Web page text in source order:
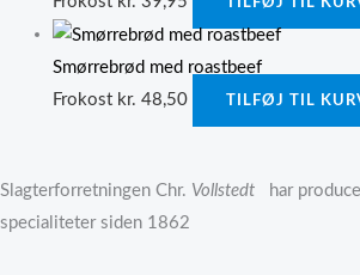
Smørrebrød med roastbeef
Frokost kr. 48,50 TILFØJ TIL
Slagterforretningen Chr. Vollstedt har
specialiteter siden 1862